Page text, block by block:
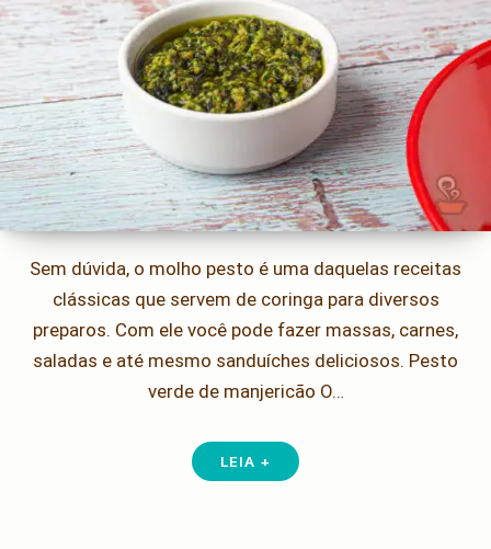
Sem dúvida, o molho pesto é uma daquelas receitas
clássicas que servem de coringa para diversos
preparos. Com ele você pode fazer massas, carnes,
saladas e até mesmo sanduíches deliciosos. Pesto
verde de manjericão O…
LEIA +